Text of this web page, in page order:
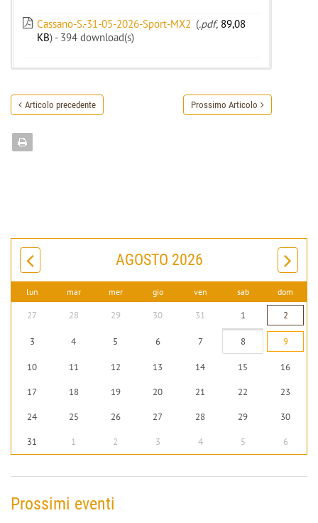
Cassano-S.-31-05-2026-Sport-MX2 (.pdf, 89,08
KB) - 394 download(s)
Articolo precedente Prossimo Articolo
AGOSTO 2026
lun mar mer gio ven sab dom
27 28 29 30 31 1 2
3 4 5 6 7 8 9
10 11 12 13 14 15 16
17 18 19 20 21 22 23
24 25 26 27 28 29 30
31 1 2 3 4 5 6
Prossimi eventi